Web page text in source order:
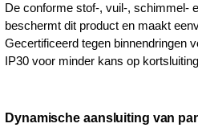
De conforme stof-, vuil-, schimmel-
beschermt dit product en maakt
Gecertificeerd tegen binnendringen
IP30 voor minder kans op
Dynamische aansluiting van